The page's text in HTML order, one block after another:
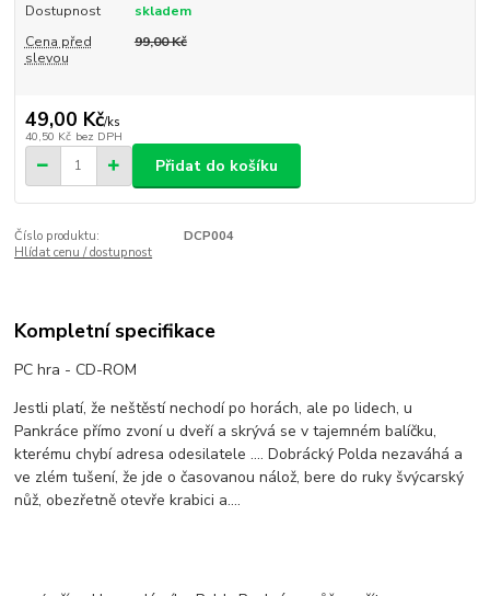
Dostupnost
skladem
Cena před
slevou
99,00 Kč
49,00 Kč/ks
40,50 Kč bez DPH
Přidat do košíku
Číslo produktu:
DCP004
Hlídat cenu / dostupnost
Kompletní specifikace
PC hra - CD-ROM
Jestli platí, že neštěstí nechodí po horách, ale po lidech, u
Pankráce přímo zvoní u dveří a skrývá se v tajemném balíčku,
kterému chybí adresa odesilatele …. Dobrácký Polda nezaváhá a
ve zlém tušení, že jde o časovanou nálož, bere do ruky švýcarský
nůž, obezřetně otevře krabici a….